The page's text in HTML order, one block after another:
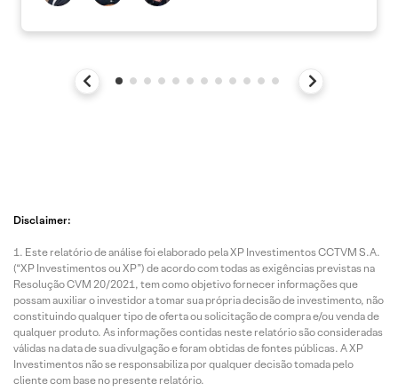
Disclaimer:
Este relatório de análise foi elaborado pela XP Investimentos CCTVM S.A.
(“XP Investimentos ou XP”) de acordo com todas as exigências previstas na
Resolução CVM 20/2021, tem como objetivo fornecer informações que
possam auxiliar o investidor a tomar sua própria decisão de investimento, não
constituindo qualquer tipo de oferta ou solicitação de compra e/ou venda de
qualquer produto. As informações contidas neste relatório são consideradas
válidas na data de sua divulgação e foram obtidas de fontes públicas. A XP
Investimentos não se responsabiliza por qualquer decisão tomada pelo
cliente com base no presente relatório.